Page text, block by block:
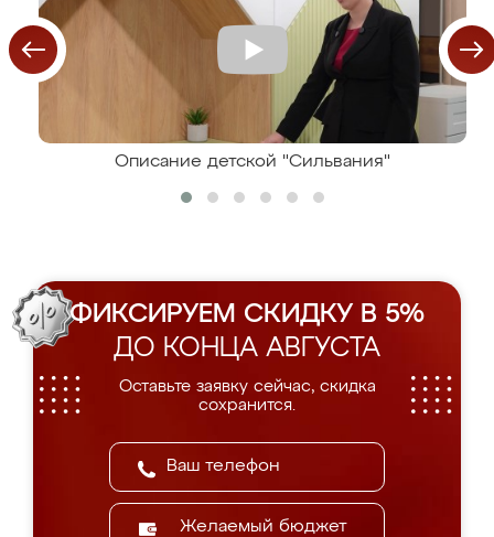
Описание детской "Сильвания"
ФИКСИРУЕМ СКИДКУ В 5%
ДО КОНЦА АВГУСТА
Оставьте заявку сейчас, скидка
сохранится.
Желаемый бюджет